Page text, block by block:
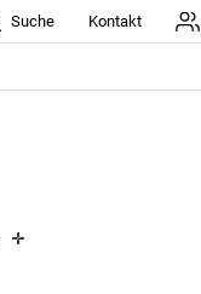
Suche Kontakt